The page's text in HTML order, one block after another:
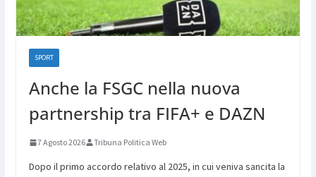
SPORT
Anche la FSGC nella nuova
partnership tra FIFA+ e DAZN
7 Agosto 2026 Tribuna Politica Web
Dopo il primo accordo relativo al 2025, in cui veniva sancita la